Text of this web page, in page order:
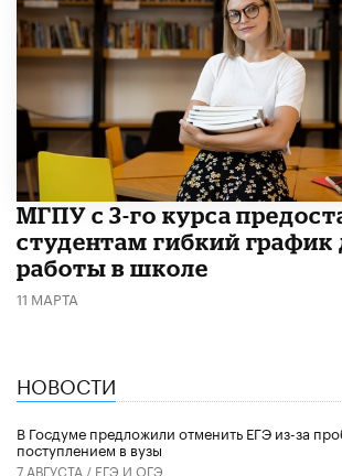
МГПУ с 3-го курса
студентам гибкий график
работы в школе
11 МАРТА
НОВОСТИ
В Госдуме предложили отменить ЕГЭ из-за
поступлением в вузы
7 АВГУСТА / ЕГЭ И ОГЭ